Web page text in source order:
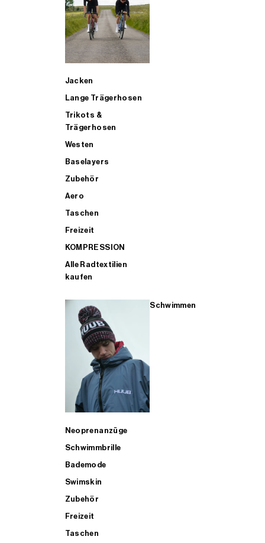
Jacken
Lange Trägerhosen
Trikots &
Trägerhosen
Westen
Baselayers
Zubehör
Aero
Taschen
Freizeit
KOMPRESSION
Alle Radtextilien
kaufen
Schwimmen
Neoprenanzüge
Schwimmbrille
Bademode
Swimskin
Zubehör
Freizeit
Taschen
ALLE TRIATHLONARTIKEL FÜR MÄNNER KAUFEN